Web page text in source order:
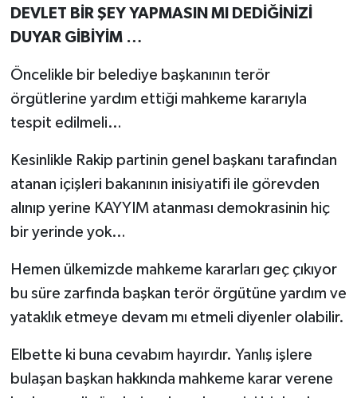
DEVLET BİR ŞEY YAPMASIN MI DEDİĞİNİZİ
DUYAR GİBİYİM …
Öncelikle bir belediye başkanının terör
örgütlerine yardım ettiği mahkeme kararıyla
tespit edilmeli…
Kesinlikle Rakip partinin genel başkanı tarafından
atanan içişleri bakanının inisiyatifi ile görevden
alınıp yerine KAYYIM atanması demokrasinin hiç
bir yerinde yok…
Hemen ülkemizde mahkeme kararları geç çıkıyor
bu süre zarfında başkan terör örgütüne yardım ve
yataklık etmeye devam mı etmeli diyenler olabilir.
Elbette ki buna cevabım hayırdır. Yanlış işlere
bulaşan başkan hakkında mahkeme karar verene